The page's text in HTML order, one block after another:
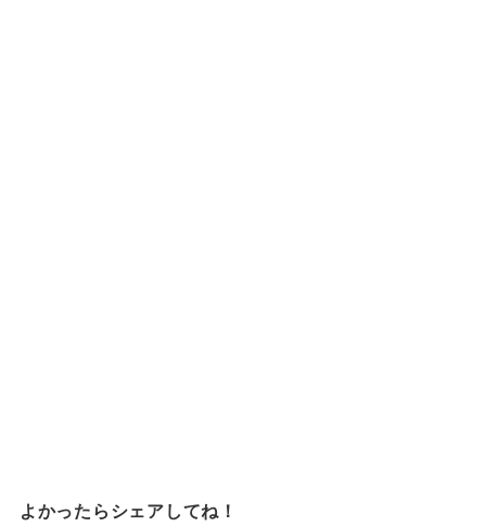
よかったらシェアしてね！